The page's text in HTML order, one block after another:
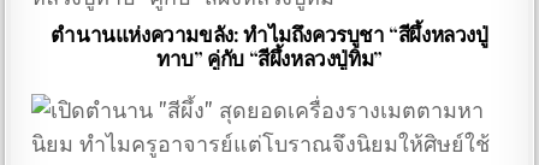
ตำนานแห่งความขลัง: ทำไมถึงควรบูชา “สีผึ้งหลวงปู่
ทาบ” คู่กับ “สีผึ้งหลวงปู่ทิม”